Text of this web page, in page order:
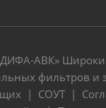
ДИФА-АВК»
фильтров и
| СОУТ |